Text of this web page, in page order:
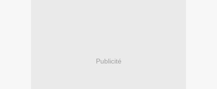
Publicité